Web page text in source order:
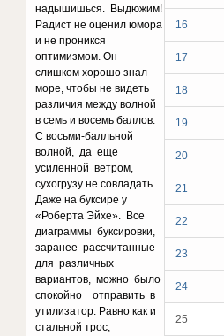
16
17
18
19
20
21
22
23
24
25
надышишься. Выдюжим!
Радист не оценил юмора
и не проникся
оптимизмом. Он
слишком хорошо знал
море, чтобы не видеть
различия между волной
в семь и восемь баллов.
С восьми-балльной
волной, да еще
усиленной ветром,
сухогрузу не совладать.
Даже на буксире у
«Роберта Эйхе». Все
диаграммы буксировки,
заранее рассчитанные
для различных
вариантов, можно было
спокойно отправить в
утилизатор. Равно как и
стальной трос,